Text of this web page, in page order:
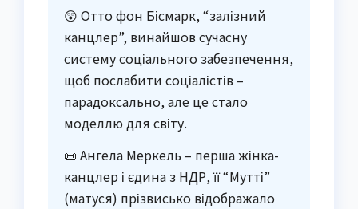
😲 Отто фон Бісмарк, “залізний
канцлер”, винайшов сучасну
систему соціального забезпечення,
щоб послабити соціалістів –
парадоксально, але це стало
моделлю для світу.
📜 Ангела Меркель – перша жінка-
канцлер і єдина з НДР, її “Мутті”
(матуся) прізвисько відображало